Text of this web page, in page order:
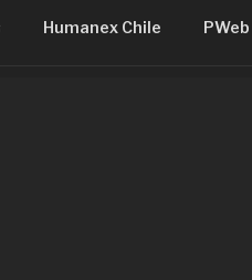
Humanex Chile PWeb